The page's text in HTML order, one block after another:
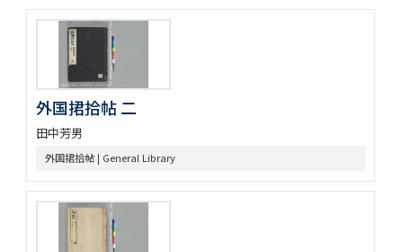
本草圖譜 (存78巻)
草木冩生啚 4巻
筑肥植物一斑 : 明治十ニ年紀行抜萃
蟲豸類 1巻付1巻
南海禽譜 6巻
鯨鰌正圖
南紀熊野浦漁者太地角右衞門所藏鯨魚種品圖目
鯨記 1巻補遺1巻
砂挼子蠨蛸圖説
麞説
蘭畹摘芳 初編3巻
外国捃拾帖 二
田中芳男
外国捃拾帖 | General Library